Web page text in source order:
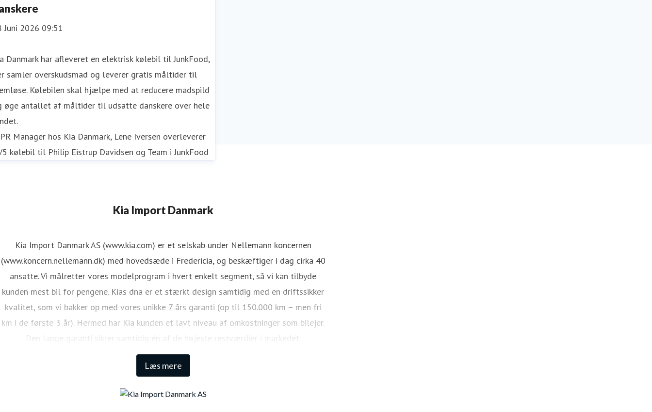
Juni 2026 09:51
Danmark har afleveret en elektrisk kølebil til JunkFood,
samler overskudsmad og leverer gratis måltider til
Kølebilen skal hjælpe med at reducere madspild
øge antallet af måltider til udsatte danskere over hele
Kia Import Danmark
Læs mere
Kia Import Danmark AS (www.kia.com) er et selskab under Nellemann koncernen
(www.koncern.nellemann.dk) med hovedsæde i Fredericia, og beskæftiger i dag cirka 40
ansatte. Vi målretter vores modelprogram i hvert enkelt segment, så vi kan tilbyde
kunden mest bil for pengene. Kias dna er et stærkt design samtidig med en driftssikker
kvalitet, som vi bakker op med vores unikke 7 års garanti (op til 150.000 km – men fri
km i de første 3 år). Hermed har Kia kunden et lavt niveau af omkostninger som bilejer.
Den lange garanti sikrer samtidig én af de højeste restværdier i markedet.